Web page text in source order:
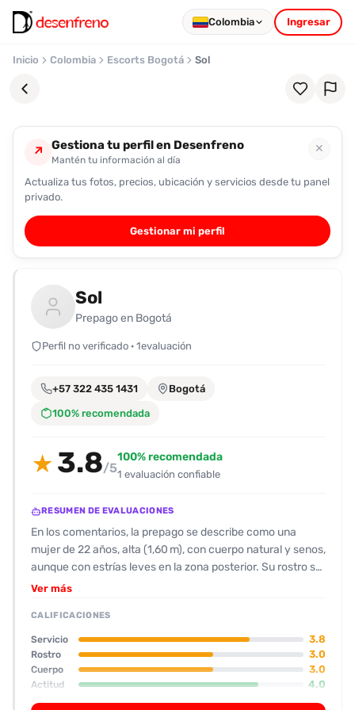
Colombia Ingresar
Inicio Colombia Escorts Bogotá Sol
Favoritos
Pronto
podrás
registrarte
guardar
favoritas
para
fácilmente.
↗ Gestiona tu perfil en Desenfreno
Mantén tu información al día
✕
Actualiza tus fotos, precios, ubicación y servicios desde tu panel
privado.
Gestionar mi perfil
Sol
Prepago en Bogotá
Perfil no verificado · 1evaluación
+57 322 435 1431 Bogotá
100% recomendada
★ 3.8/5
100% recomendada
1 evaluación confiable
RESUMEN DE EVALUACIONES
En los comentarios, la prepago se describe como una
mujer de 22 años, alta (1,60 m), con cuerpo natural y senos,
aunque con estrías leves en la zona posterior. Su rostro se
considera “normal”, con un par de granitos que no distraen.
la acompañante llega puntual y atenta, abre la puerta sin
demora y muestra disposición para empezar. Su actitud
resulta algo indiferente al principio, pero se vuelve más
involucrada tras una breve disculpa. En cuanto al
desempeño sexual, destaca su excelente oralidad
(puntuación de 5), mientras que su desempeño general
Ver más
CALIFICACIONES
Servicio 3.8
Rostro 3.0
Cuerpo 3.0
Actitud 4.0